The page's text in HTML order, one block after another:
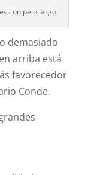
con pelo largo
demasiado
arriba está
favorecedor
Conde.